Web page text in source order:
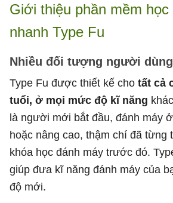
Giới thiệu phần mềm học
nhanh Type Fu
Nhiều đối tượng người dùng
Type Fu được thiết kế cho tất cả
tuổi, ở mọi mức độ kĩ năng
là người mới bắt đầu, đánh máy
hoặc nâng cao, thậm chí đã từng
khóa học đánh máy trước đó.
giúp đưa kĩ năng đánh máy của
độ mới.